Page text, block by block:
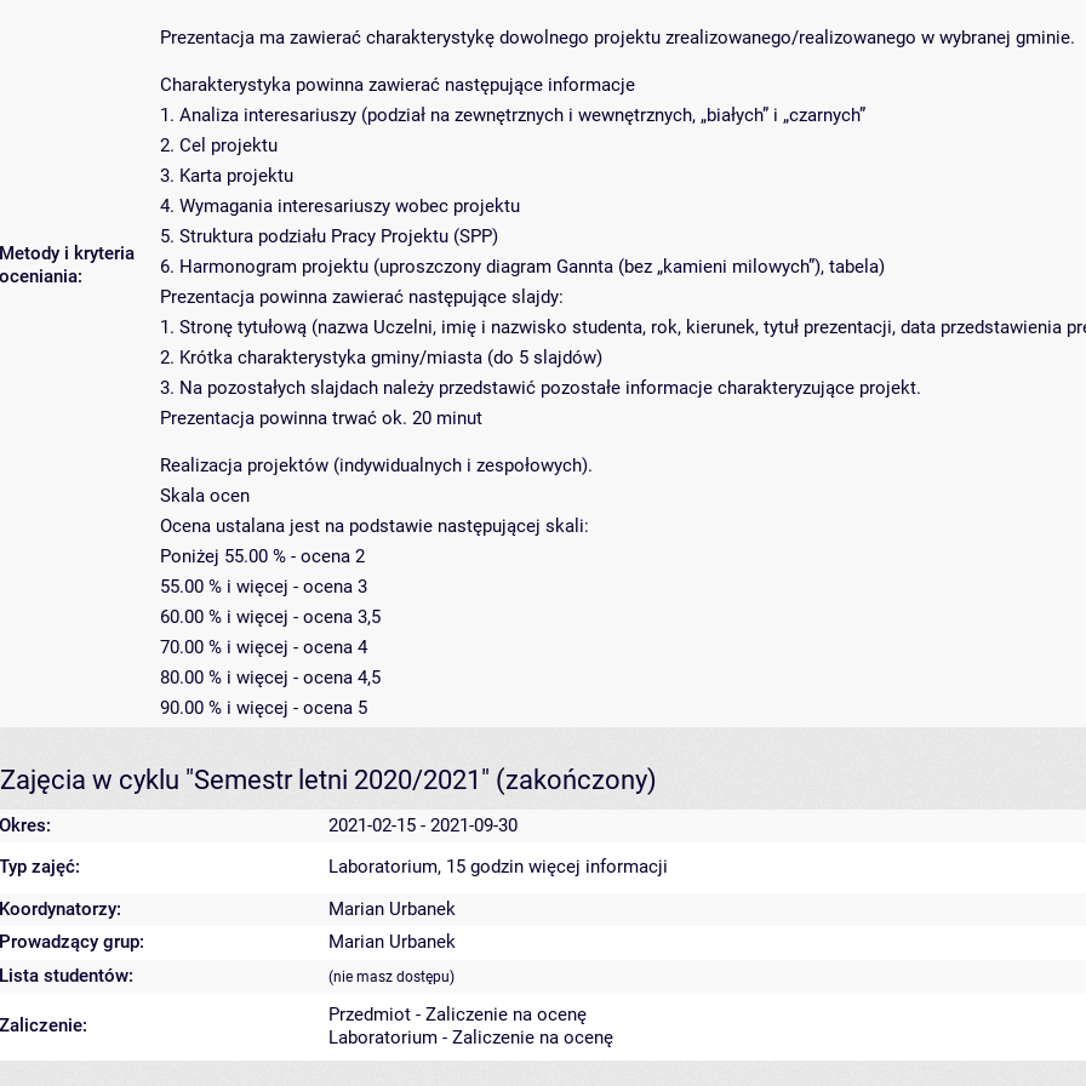
Metody i kryteria
oceniania:
Prezentacja ma zawierać charakterystykę dowolnego projektu zrealizowanego/realizowanego w wybranej gminie.
Charakterystyka powinna zawierać następujące informacje
1. Analiza interesariuszy (podział na zewnętrznych i wewnętrznych, „białych” i „czarnych”
2. Cel projektu
3. Karta projektu
4. Wymagania interesariuszy wobec projektu
5. Struktura podziału Pracy Projektu (SPP)
6. Harmonogram projektu (uproszczony diagram Gannta (bez „kamieni milowych”), tabela)
Prezentacja powinna zawierać następujące slajdy:
1. Stronę tytułową (nazwa Uczelni, imię i nazwisko studenta, rok, kierunek, tytuł prezentacji, data przedstawienia
2. Krótka charakterystyka gminy/miasta (do 5 slajdów)
3. Na pozostałych slajdach należy przedstawić pozostałe informacje charakteryzujące projekt.
Prezentacja powinna trwać ok. 20 minut
Realizacja projektów (indywidualnych i zespołowych).
Skala ocen
Ocena ustalana jest na podstawie następującej skali:
Poniżej 55.00 % - ocena 2
55.00 % i więcej - ocena 3
60.00 % i więcej - ocena 3,5
70.00 % i więcej - ocena 4
80.00 % i więcej - ocena 4,5
90.00 % i więcej - ocena 5
Zajęcia w cyklu "Semestr letni 2020/2021" (zakończony)
Okres: 2021-02-15 - 2021-09-30
Typ zajęć: Laboratorium, 15 godzin więcej informacji
Koordynatorzy:
Marian Urbanek
Prowadzący grup:
Marian Urbanek
Lista studentów:
(nie masz dostępu)
Zaliczenie:
Przedmiot - Zaliczenie na ocenę
Laboratorium - Zaliczenie na ocenę